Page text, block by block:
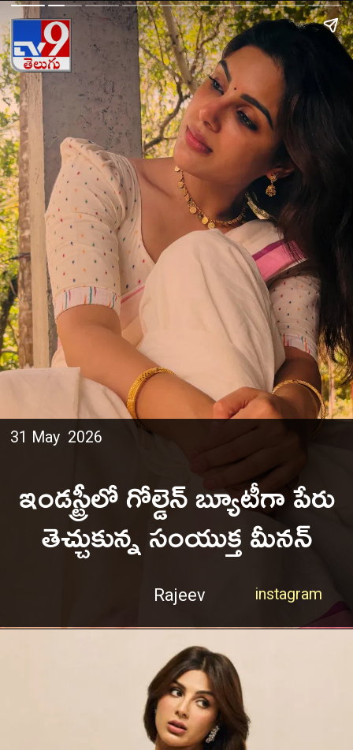
ఇండస్ట్రీలో గోల్డెన్ బ్యూటీగా పేరు
తెచ్చుకున్న సంయుక్త మీనన్
Rajeev
31 May 2026
instagram